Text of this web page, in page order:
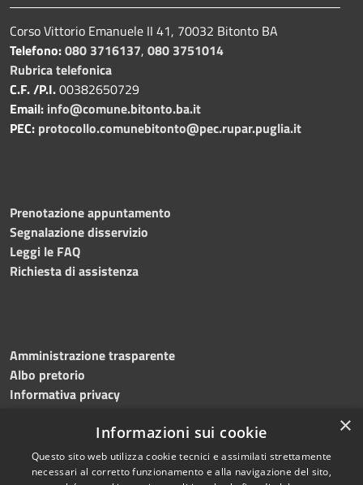
Corso Vittorio Emanuele II 41, 70032 Bitonto BA
Telefono:080 3716137, 080 3751014
Rubrica telefonica
C.F. /P.I.00382650729
Email: info@comune.bitonto.ba.it
PEC: protocollo.comunebitonto@pec.rupar.puglia.it
Prenotazione appuntamento
Segnalazione disservizio
Leggi le FAQ
Richiesta di assistenza
Amministrazione trasparente
Albo pretorio
Informativa privacy
Dichiarazione di accessibilità Meccanismo di feedback ×
Informazioni sui cookie
Questo sito web utilizza cookie tecnici e assimilati strettamente
necessari al corretto funzionamento e alla navigazione del sito,